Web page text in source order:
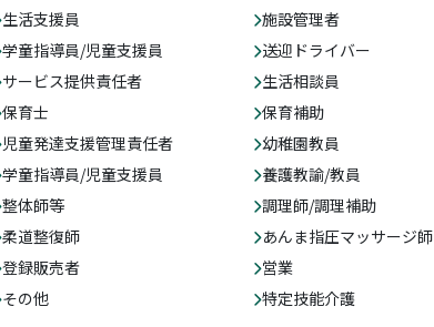
生活支援員
施設管理者
学童指導員/児童支援員
送迎ドライバー
サービス提供責任者
生活相談員
保育士
保育補助
児童発達支援管理責任者
幼稚園教員
学童指導員/児童支援員
養護教諭/教員
整体師等
調理師/調理補助
柔道整復師
あんま指圧マッサージ師
登録販売者
営業
その他 特定技能介護